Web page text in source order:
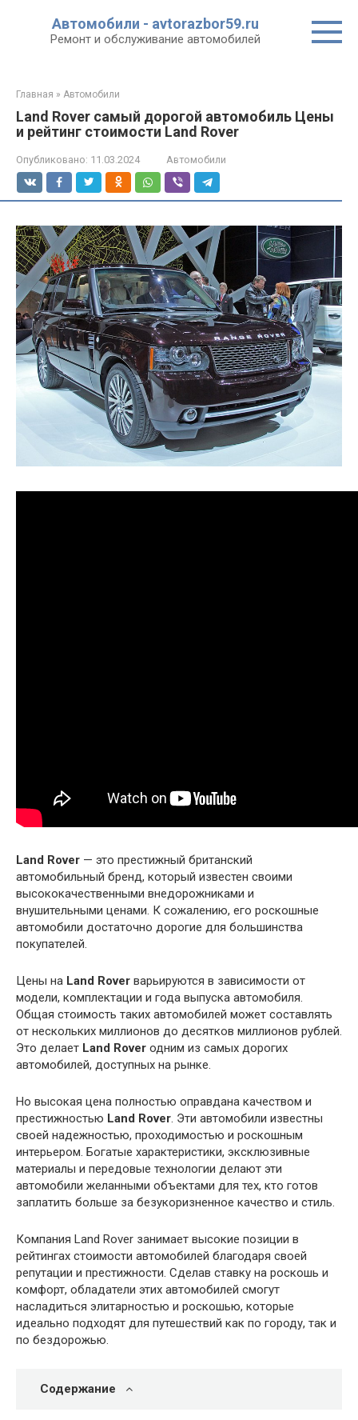
Автомобили - avtorazbor59.ru
Ремонт и обслуживание автомобилей
Главная » Автомобили
Land Rover самый дорогой автомобиль Цены
и рейтинг стоимости Land Rover
Опубликовано: 11.03.2024 Автомобили
Land Rover — это престижный британский
автомобильный бренд, который известен своими
высококачественными внедорожниками и
внушительными ценами. К сожалению, его роскошные
автомобили достаточно дорогие для большинства
покупателей.
Цены на Land Rover варьируются в зависимости от
модели, комплектации и года выпуска автомобиля.
Общая стоимость таких автомобилей может составлять
от нескольких миллионов до десятков миллионов рублей.
Это делает Land Rover одним из самых дорогих
автомобилей, доступных на рынке.
Но высокая цена полностью оправдана качеством и
престижностью Land Rover. Эти автомобили известны
своей надежностью, проходимостью и роскошным
интерьером. Богатые характеристики, эксклюзивные
материалы и передовые технологии делают эти
автомобили желанными объектами для тех, кто готов
заплатить больше за безукоризненное качество и стиль.
Компания Land Rover занимает высокие позиции в
рейтингах стоимости автомобилей благодаря своей
репутации и престижности. Сделав ставку на роскошь и
комфорт, обладатели этих автомобилей смогут
насладиться элитарностью и роскошью, которые
идеально подходят для путешествий как по городу, так и
по бездорожью.
Содержание